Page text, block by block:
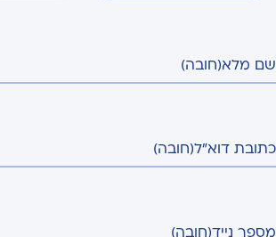
שם מלא(חובה)
כתובת דוא"ל(חובה)
מספר נייד(חובה)